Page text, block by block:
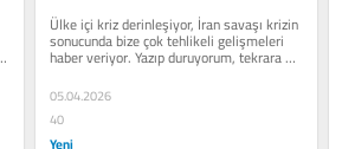
Ülke içi kriz derinleşiyor, İran savaşı krizin
sonucunda bize çok tehlikeli gelişmeleri
haber veriyor. Yazıp duruyorum, tekrara
gerek yok. Bu...
05.04.2026
40
Yeni